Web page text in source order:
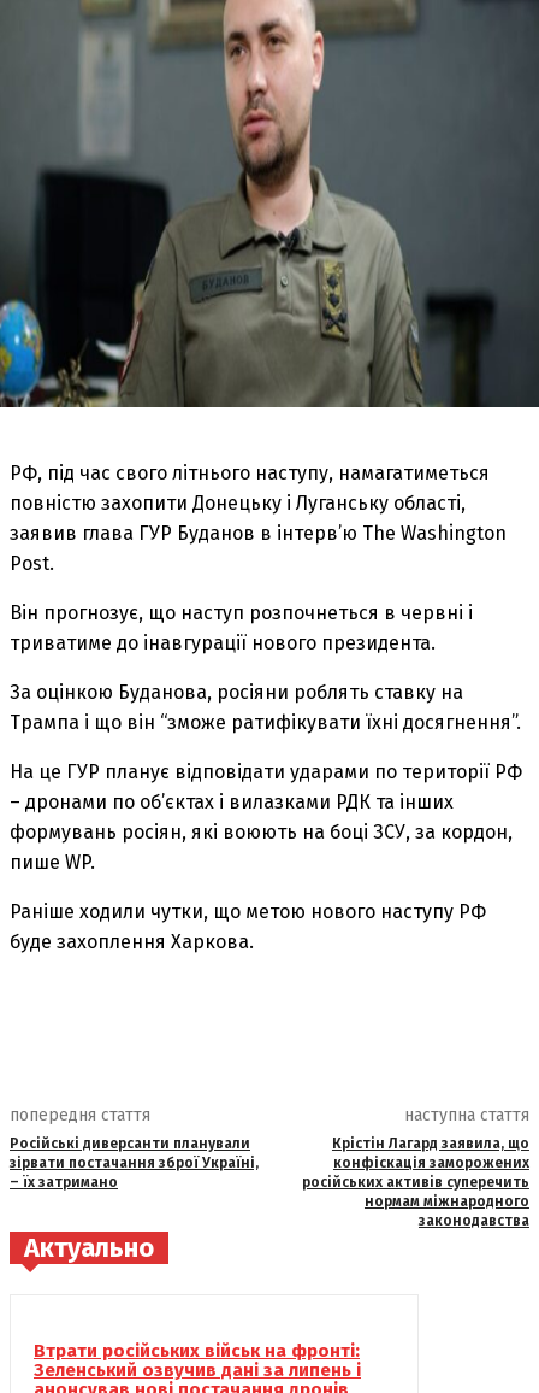
РФ, під час свого літнього наступу, намагатиметься
повністю захопити Донецьку і Луганську області,
заявив глава ГУР Буданов в інтерв’ю The Washington
Post.
Він прогнозує, що наступ розпочнеться в червні і
триватиме до інавгурації нового президента.
За оцінкою Буданова, росіяни роблять ставку на
Трампа і що він “зможе ратифікувати їхні досягнення”.
На це ГУР планує відповідати ударами по території РФ
– дронами по об’єктах і вилазками РДК та інших
формувань росіян, які воюють на боці ЗСУ, за кордон,
пише WP.
Раніше ходили чутки, що метою нового наступу РФ
буде захоплення Харкова.
попередня стаття
Російські диверсанти планували
зірвати постачання зброї Україні,
– їх затримано
наступна стаття
Крістін Лагард заявила, що
конфіскація заморожених
російських активів суперечить
нормам міжнародного
законодавства
Актуально
Втрати російських військ на фронті:
Зеленський озвучив дані за липень і